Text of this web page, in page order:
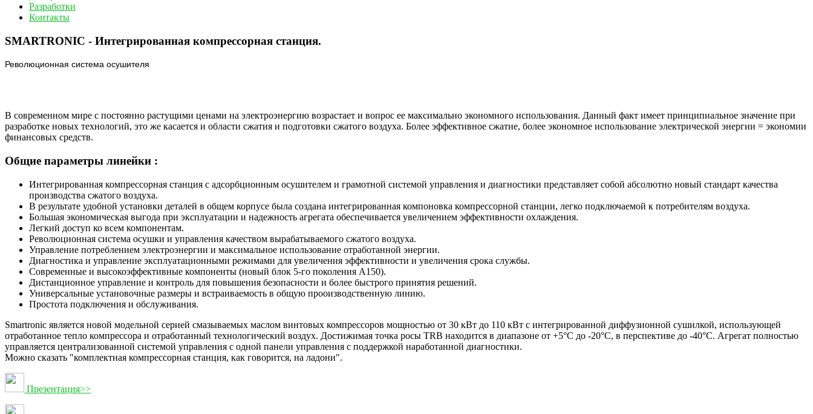
Разработки
Контакты
SMARTRONIC - Интегрированная компрессорная станция.
Революционная система осушителя
В современном мире с постоянно растущими ценами на электроэнергию возрастает и вопрос ее максимально экономного использования. Данный факт имеет принципиальное значение при
разработке новых технологий, это же касается и области сжатия и подготовки сжатого воздуха. Более эффективное сжатие, более экономное использование электрической энергии = экономии
финансовых средств.
Общие параметры линейки :
Интегрированная компрессорная станция с адсорбционным осушителем и грамотной системой управления и диагностики представляет собой абсолютно новый стандарт качества
производства сжатого воздуха.
В результате удобной установки деталей в общем корпусе была создана интегрированная компоновка компрессорной станции, легко подключаемой к потребителям воздуха.
Большая экономическая выгода при эксплуатации и надежность агрегата обеспечивается увеличением эффективности охлаждения.
Легкий доступ ко всем компонентам.
Революционная система осушки и управления качеством вырабатываемого сжатого воздуха.
Управление потреблением электроэнергии и максимальное использование отработанной энергии.
Диагностика и управление эксплуатационными режимами для увеличения эффективности и увеличения срока службы.
Современные и высокоэффективные компоненты (новый блок 5-го поколения A150).
Дистанционное управление и контроль для повышения безопасности и более быстрого принятия решений.
Универсальные установочные размеры и встраиваемость в общую прооизводственную линию.
Простота подключения и обслуживания.
Smartronic является новой модельной серией смазываемых маслом винтовых компрессоров мощностью от 30 кВт до 110 кВт с интегрированной диффузионной сушилкой, использующей
отработанное тепло компрессора и отработанный технологический воздух. Достижимая точка росы TRB находится в диапазоне от +5°C до -20°C, в перспективе до -40°C. Агрегат полностью
управляется централизованной системой управления с одной панели управления с поддержкой наработанной диагностики.
Можно сказать "комплектная компрессорная станция, как говорится, на ладони".
Презентация>>